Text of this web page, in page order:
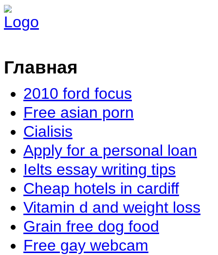
Главная
2010 ford focus
Free asian porn
Cialisis
Apply for a personal loan
Ielts essay writing tips
Cheap hotels in cardiff
Vitamin d and weight loss
Grain free dog food
Free gay webcam